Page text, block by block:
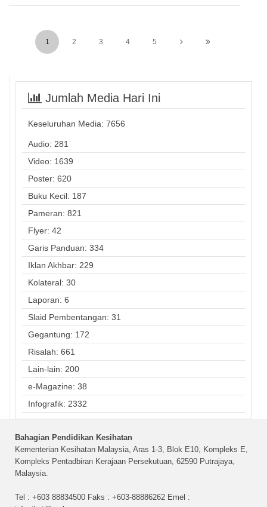
1 2 3 4 5
Jumlah Media Hari Ini
Keseluruhan Media: 7656
Audio: 281
Video: 1639
Poster: 620
Buku Kecil: 187
Pameran: 821
Flyer: 42
Garis Panduan: 334
Iklan Akhbar: 229
Kolateral: 30
Laporan: 6
Slaid Pembentangan: 31
Gegantung: 172
Risalah: 661
Lain-lain: 200
e-Magazine: 38
Infografik: 2332
Bahagian Pendidikan Kesihatan
Kementerian Kesihatan Malaysia, Aras 1-3, Blok E10, Kompleks E,
Kompleks Pentadbiran Kerajaan Persekutuan, 62590 Putrajaya,
Malaysia.
Tel : +603 88834500 Faks : +603-88886262 Emel :